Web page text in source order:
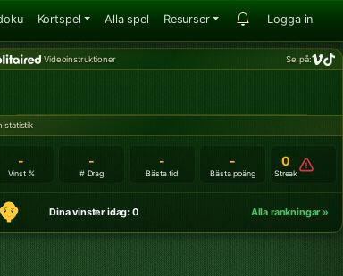
Kortspel Alla spel Resurser Logga in
Videoinstruktioner Se på:
statistik
-
Vinst %
-
# Drag
-
Bästa tid
-
Bästa poäng
0
Streak
Dina vinster idag: 0 Alla rankningar »